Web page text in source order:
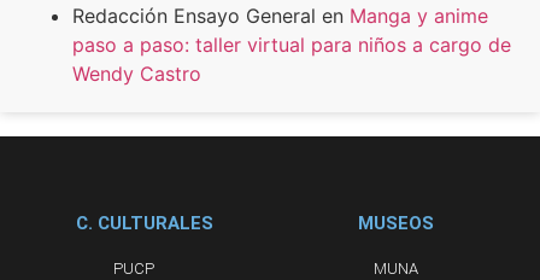
Redacción Ensayo General en Manga y anime
paso a paso: taller virtual para niños a cargo de
Wendy Castro
C. CULTURALES
PUCP
MUSEOS
MUNA